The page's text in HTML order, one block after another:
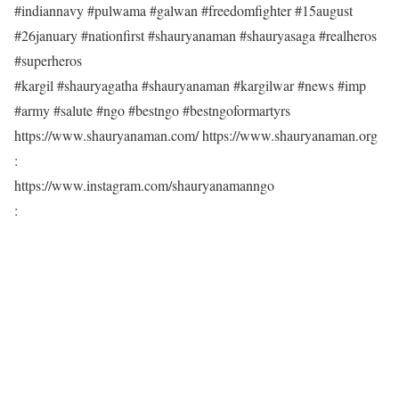
#indiannavy #pulwama #galwan #freedomfighter #15august
#26january #nationfirst #shauryanaman #shauryasaga #realheros
#superheros
#kargil #shauryagatha #shauryanaman #kargilwar #news #imp
#army #salute #ngo #bestngo #bestngoformartyrs
https://www.shauryanaman.com/ https://www.shauryanaman.org
:
https://www.instagram.com/shauryanamanngo
: